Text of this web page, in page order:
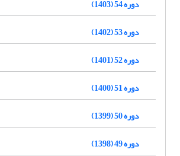
دوره 54 (1403)
دوره 53 (1402)
دوره 52 (1401)
دوره 51 (1400)
دوره 50 (1399)
دوره 49 (1398)